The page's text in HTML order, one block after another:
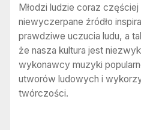
Młodzi ludzie coraz
niewyczerpane źródło
prawdziwe uczucia ludu, a
że nasza kultura jest
wykonawcy muzyki
utworów ludowych i
twórczości.